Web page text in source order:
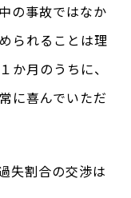
の事故ではなか
られることは理
か月のうちに、
に喜んでいただ
失割合の交渉は